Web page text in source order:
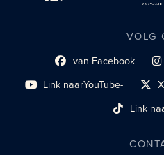
VOLG
Link naar sociaal profiel
van Facebook
Link naarYouTube-
sociaal profiel X
Link